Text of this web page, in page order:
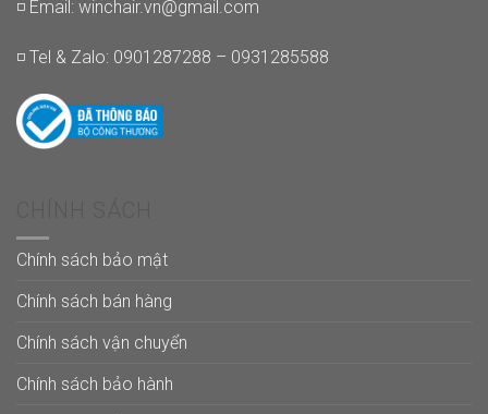
◽ Email: winchair.vn@gmail.com
◽ Tel & Zalo: 0901287288 – 0931285588
Chính sách bảo mật
Chính sách bán hàng
Chính sách vận chuyển
Chính sách bảo hành